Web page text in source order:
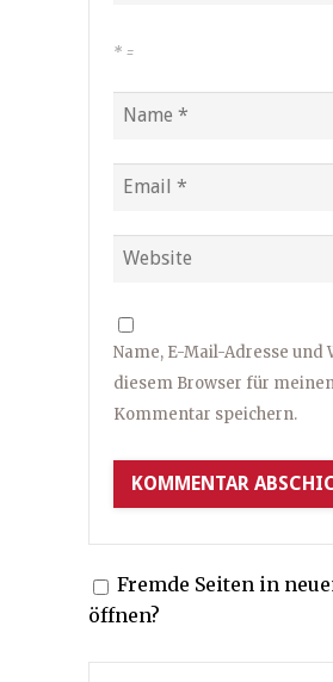
* =
Name, E-Mail-Adresse und
diesem Browser für
Kommentar speichern.
Fremde Seiten in
öffnen?